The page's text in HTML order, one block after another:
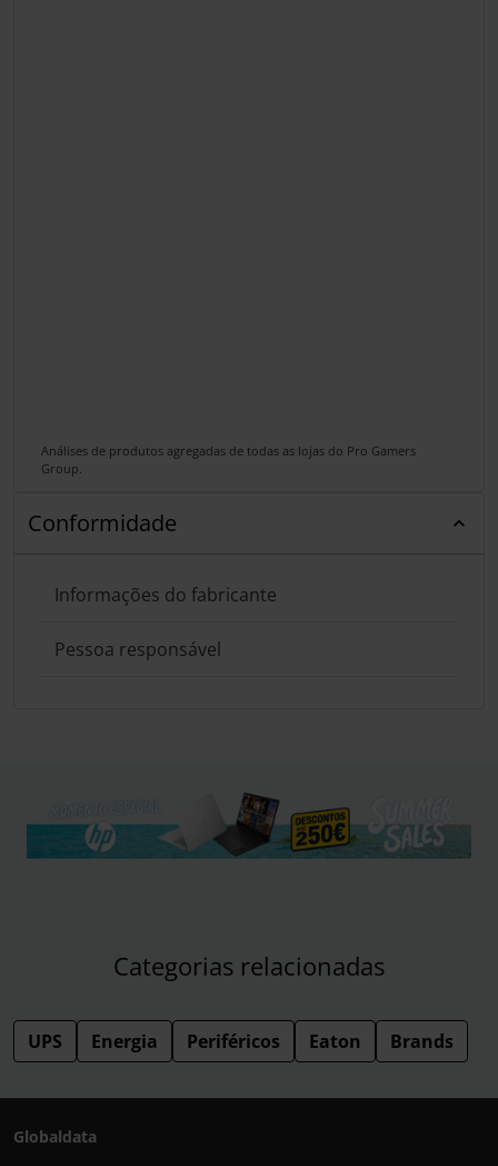
Análises de produtos agregadas de todas as lojas do Pro Gamers
Group.
Conformidade
Informações do fabricante
Pessoa responsável
Categorias relacionadas
UPS Energia Periféricos Eaton Brands
Globaldata